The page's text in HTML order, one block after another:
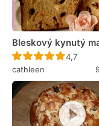
Bleskový kynutý
Recept
4,7
cathleen